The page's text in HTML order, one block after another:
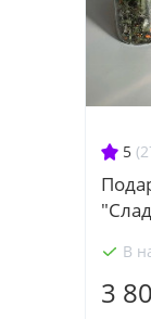
5
В
3